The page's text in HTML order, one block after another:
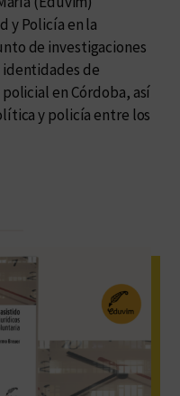
y Policía en la
de investigaciones
identidades de
en Córdoba, así
y policía entre los